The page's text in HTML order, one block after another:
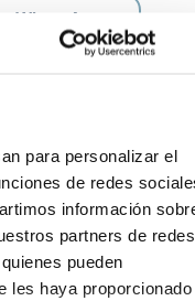
para personalizar el
de redes
información
partners de redes
pueden
les haya proporcionado
WhatsApp
+51 977 624 112
PRODUCTO